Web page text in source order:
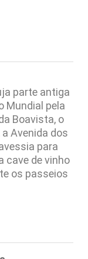
parte antiga
Mundial pela
Boavista, o
a Avenida dos
para
cave de vinho
os passeios